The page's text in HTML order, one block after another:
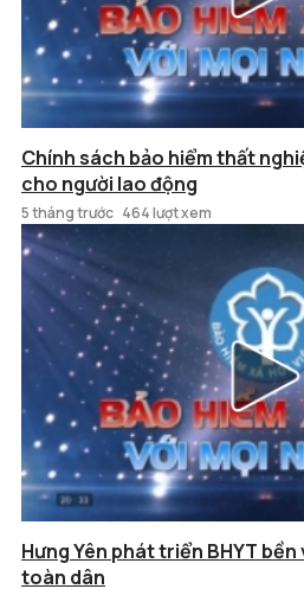
Chính sách bảo hiểm thất
cho người lao động
5 tháng trước 464 lượt xem
Hưng Yên phát triển BHYT
toàn dân